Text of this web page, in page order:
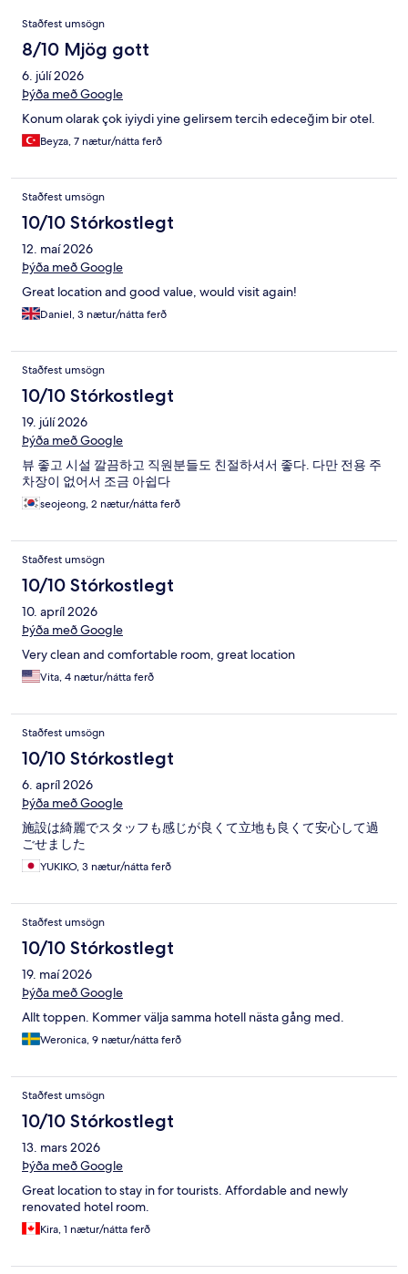
Umsagnir
Staðfest umsögn
8/10 Mjög gott
6. júlí 2026
Þýða með Google
Konum olarak çok iyiydi yine gelirsem tercih edeceğim bir otel.
Beyza, 7 nætur/nátta ferð
Staðfest umsögn
10/10 Stórkostlegt
12. maí 2026
Þýða með Google
Great location and good value, would visit again!
Daniel, 3 nætur/nátta ferð
Staðfest umsögn
10/10 Stórkostlegt
19. júlí 2026
Þýða með Google
뷰 좋고 시설 깔끔하고 직원분들도 친절하셔서 좋다. 다만 전용 주
차장이 없어서 조금 아쉽다
seojeong, 2 nætur/nátta ferð
Staðfest umsögn
10/10 Stórkostlegt
10. apríl 2026
Þýða með Google
Very clean and comfortable room, great location
Vita, 4 nætur/nátta ferð
Staðfest umsögn
10/10 Stórkostlegt
6. apríl 2026
Þýða með Google
施設は綺麗でスタッフも感じが良くて立地も良くて安心して過
ごせました
YUKIKO, 3 nætur/nátta ferð
Staðfest umsögn
10/10 Stórkostlegt
19. maí 2026
Þýða með Google
Allt toppen. Kommer välja samma hotell nästa gång med.
Weronica, 9 nætur/nátta ferð
Staðfest umsögn
10/10 Stórkostlegt
13. mars 2026
Þýða með Google
Great location to stay in for tourists. Affordable and newly
renovated hotel room.
Kira, 1 nætur/nátta ferð